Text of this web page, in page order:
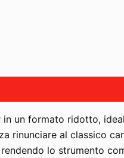
un formato ridotto,
rinunciare al classico
lo strumento